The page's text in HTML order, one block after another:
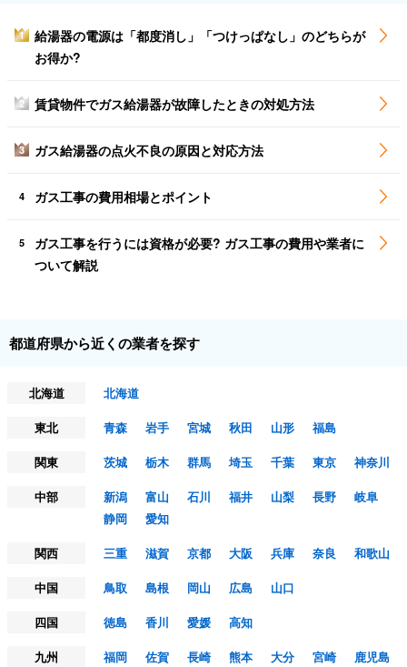
1
給湯器の電源は「都度消し」「つけっぱなし」のどちらが
お得か?
2 賃貸物件でガス給湯器が故障したときの対処方法
3 ガス給湯器の点火不良の原因と対応方法
4 ガス工事の費用相場とポイント
5
ガス工事を行うには資格が必要? ガス工事の費用や業者に
ついて解説
都道府県から近くの業者を探す
北海道
北海道
東北
青森 岩手 宮城 秋田 山形
福島
関東
茨城 栃木 群馬 埼玉 千葉 東京
神奈川
中部
新潟 富山 石川 福井 山梨 長野
岐阜
静岡
愛知
関西
三重 滋賀 京都 大阪 兵庫 奈良
和歌山
中国
鳥取 島根 岡山 広島
山口
四国
徳島 香川 愛媛
高知
九州
福岡 佐賀 長崎 熊本 大分 宮崎
鹿児島